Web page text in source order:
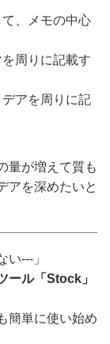
、メモの中心
周りに記載す
アを周りに記
量が増えて質も
アを深めたいと
い---」
ール「Stock」
簡単に使い始め